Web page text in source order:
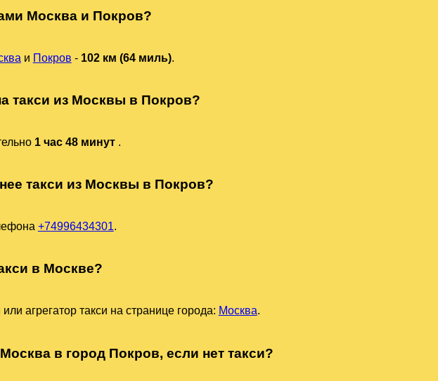
Москва и Покров?
и Покров - 102 км (64 миль).
такси из Москвы в Покров?
1 час 48 минут .
такси из Москвы в Покров?
+74996434301.
в Москве?
агрегатор такси на странице города: Москва.
в город Покров, если нет такси?